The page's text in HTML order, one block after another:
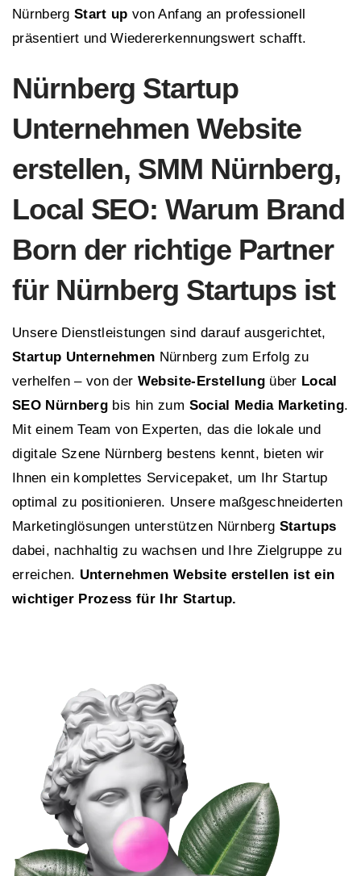
Nürnberg Start up von Anfang an professionell
präsentiert und Wiedererkennungswert schafft.
Nürnberg Startup
Unternehmen Website
erstellen, SMM Nürnberg,
Local SEO: Warum Brand
Born der richtige Partner
für Nürnberg Startups ist
Unsere Dienstleistungen sind darauf ausgerichtet,
Startup Unternehmen Nürnberg zum Erfolg zu
verhelfen – von der Website-Erstellungüber Local
SEO Nürnberg bis hin zum Social Media Marketing.
Mit einem Team von Experten, das die lokale und
digitale Szene Nürnberg bestens kennt, bieten wir
Ihnen ein komplettes Servicepaket, um Ihr Startup
optimal zu positionieren. Unsere maßgeschneiderten
Marketinglösungen unterstützen Nürnberg Startups
dabei, nachhaltig zu wachsen und Ihre Zielgruppe zu
erreichen. Unternehmen Website erstellen ist ein
wichtiger Prozess für Ihr Startup.